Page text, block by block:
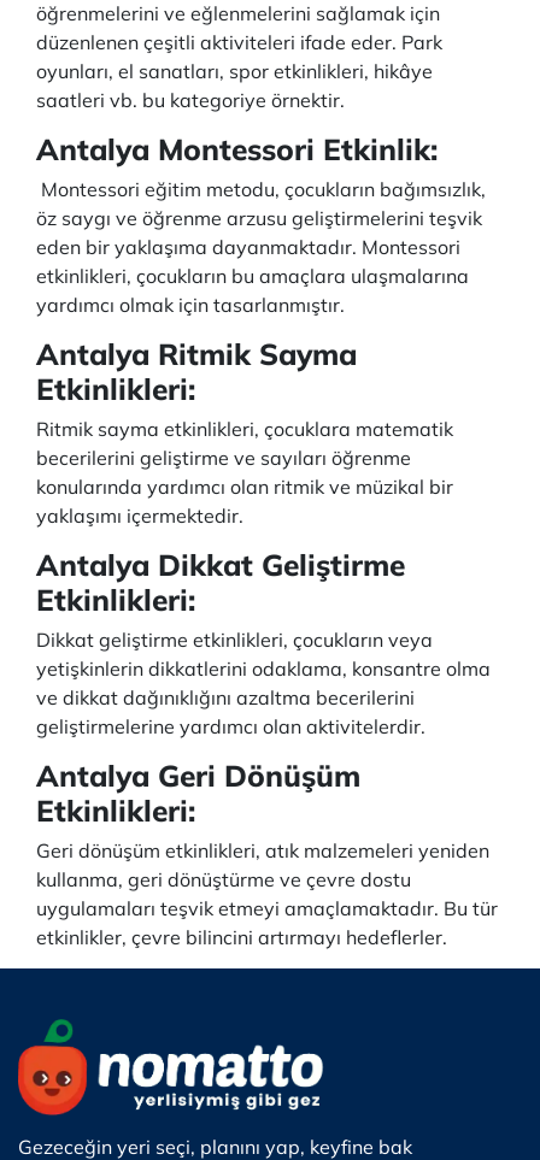
öğrenmelerini ve eğlenmelerini sağlamak için
düzenlenen çeşitli aktiviteleri ifade eder. Park
oyunları, el sanatları, spor etkinlikleri, hikâye
saatleri vb. bu kategoriye örnektir.
Antalya Montessori Etkinlik:
Montessori eğitim metodu, çocukların bağımsızlık,
öz saygı ve öğrenme arzusu geliştirmelerini teşvik
eden bir yaklaşıma dayanmaktadır. Montessori
etkinlikleri, çocukların bu amaçlara ulaşmalarına
yardımcı olmak için tasarlanmıştır.
Antalya Ritmik Sayma
Etkinlikleri:
Ritmik sayma etkinlikleri, çocuklara matematik
becerilerini geliştirme ve sayıları öğrenme
konularında yardımcı olan ritmik ve müzikal bir
yaklaşımı içermektedir.
Antalya Dikkat Geliştirme
Etkinlikleri:
Dikkat geliştirme etkinlikleri, çocukların veya
yetişkinlerin dikkatlerini odaklama, konsantre olma
ve dikkat dağınıklığını azaltma becerilerini
geliştirmelerine yardımcı olan aktivitelerdir.
Antalya Geri Dönüşüm
Etkinlikleri:
Geri dönüşüm etkinlikleri, atık malzemeleri yeniden
kullanma, geri dönüştürme ve çevre dostu
uygulamaları teşvik etmeyi amaçlamaktadır. Bu tür
etkinlikler, çevre bilincini artırmayı hedeflerler.
Gezeceğin yeri seçi, planını yap, keyfine bak